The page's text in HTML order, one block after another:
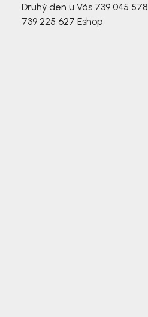
Druhý den u Vás 739 045 578
739 225 627 Eshop